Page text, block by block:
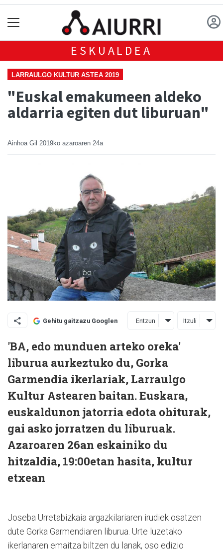
ESKUALDEA
LARRAULGO KULTUR ASTEA 2019
"Euskal emakumeen aldeko
aldarria egiten dut liburuan"
Ainhoa Gil 2019ko azaroaren 24a
Gehitu gaitzazu Googlen Entzun Itzuli
'BA, edo munduen arteko oreka'
liburua aurkeztuko du, Gorka
Garmendia ikerlariak, Larraulgo
Kultur Astearen baitan. Euskara,
euskaldunon jatorria edota ohiturak,
gai asko jorratzen du liburuak.
Azaroaren 26an eskainiko du
hitzaldia, 19:00etan hasita, kultur
etxean
Joseba Urretabizkaia argazkilariaren irudiek osatzen
dute Gorka Garmendiaren liburua. Urte luzetako
ikerlanaren emaitza biltzen du lanak, oso edizio